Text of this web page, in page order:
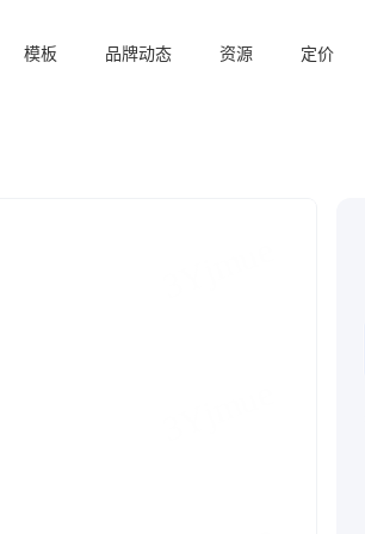
模板 品牌动态 资源 定价